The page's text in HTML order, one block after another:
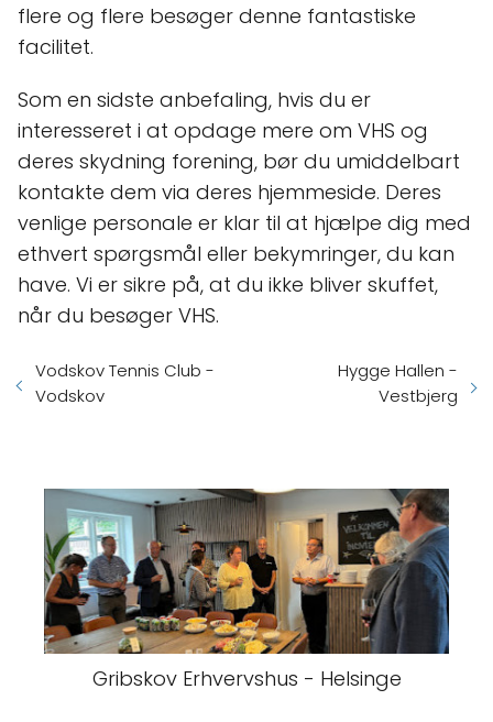
flere og flere besøger denne fantastiske
facilitet.
Som en sidste anbefaling, hvis du er
interesseret i at opdage mere om VHS og
deres skydning forening, bør du umiddelbart
kontakte dem via deres hjemmeside. Deres
venlige personale er klar til at hjælpe dig med
ethvert spørgsmål eller bekymringer, du kan
have. Vi er sikre på, at du ikke bliver skuffet,
når du besøger VHS.
Vodskov Tennis Club -
Vodskov
Hygge Hallen -
Vestbjerg
Gribskov Erhvervshus - Helsinge